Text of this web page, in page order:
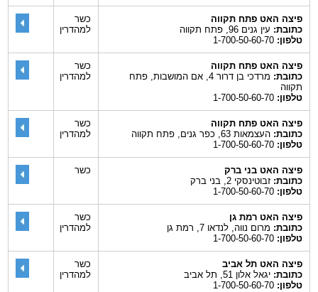
פיצה האט פתח תקווה
כתובת:עין גנים 96, פתח תקווה
טלפון:1-700-50-60-70
כשר
למהדרין
פיצה האט פתח תקווה
כתובת:
מרדכי בן דרור 4, אם המושבות, פתח
תקווה
טלפון:1-700-50-60-70
כשר
למהדרין
פיצה האט פתח תקווה
כתובת:העצמאות 63, כפר גנים, פתח תקווה
טלפון:1-700-50-60-70
כשר
למהדרין
פיצה האט בני ברק
כתובת:זבוטינסקי 2, בני ברק
טלפון:1-700-50-60-70
כשר
פיצה האט רמת גן
כתובת:מרום נווה, לנדאו 7, רמת גן
טלפון:1-700-50-60-70
כשר
למהדרין
פיצה האט תל אביב
כתובת:יגאל אלון 51, תל אביב
טלפון:1-700-50-60-70
כשר
למהדרין